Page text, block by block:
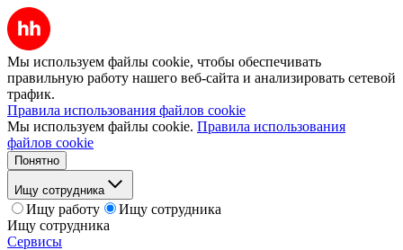
Мы используем файлы cookie, чтобы обеспечивать
правильную работу нашего веб-сайта и анализировать сетевой
трафик.
Правила использования файлов cookie
Мы используем файлы cookie. Правила использования
файлов cookie
Понятно
Ищу сотрудника
Ищу работу
Ищу сотрудника
Ищу сотрудника
Сервисы